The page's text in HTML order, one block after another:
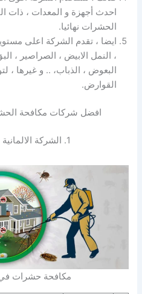
احدث أجهزة و المعدات ، ذات
الحشرات نهائيا.
ايضا ، تقدم الشركة اعلى
، النمل الابيض ، الصراصير ،
البعوض ، الذباب، .. و غيرها ،
القوارض.
افضل شركات مكافحة
1. الشركة الالمانية لاباده الحشرات
مكافحة حشرات في